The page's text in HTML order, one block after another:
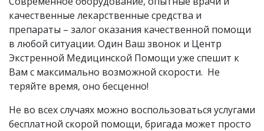
качественные лекарственные средства и
препараты – залог оказания качественной помощи
в любой ситуации. Один Ваш звонок и Центр
Экстренной Медицинской Помощи уже спешит к
Вам с максимально возможной скорости. Не
теряйте время, оно бесценно!
Не во всех случаях можно воспользоваться услугами
бесплатной скорой помощи, бригада может просто